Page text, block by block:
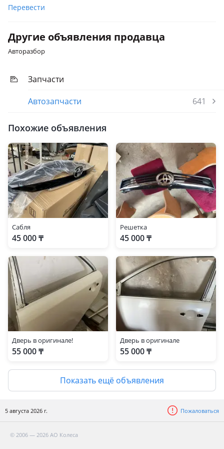
Перевести
Другие объявления продавца
Авторазбор
Запчасти
Автозапчасти
641
Похожие объявления
Сабля
45 000 ₸
Решетка
45 000 ₸
Дверь в оригинале!
55 000 ₸
Дверь в оригинале
55 000 ₸
Показать ещё объявления
5 августа 2026 г. Пожаловаться
© 2006 — 2026 АО Колеса